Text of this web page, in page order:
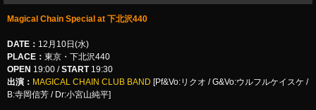
Magical Chain Special at 下北沢440
DATE： 12月10日(水)
PLACE： 東京・下北沢440
OPEN 19:00 /START19:30
出演： MAGICAL CHAIN CLUB BAND [Pf&Vo:リクオ / G&Vo:ウルフルケイスケ /
B:寺岡信芳 / Dr:小宮山純平]